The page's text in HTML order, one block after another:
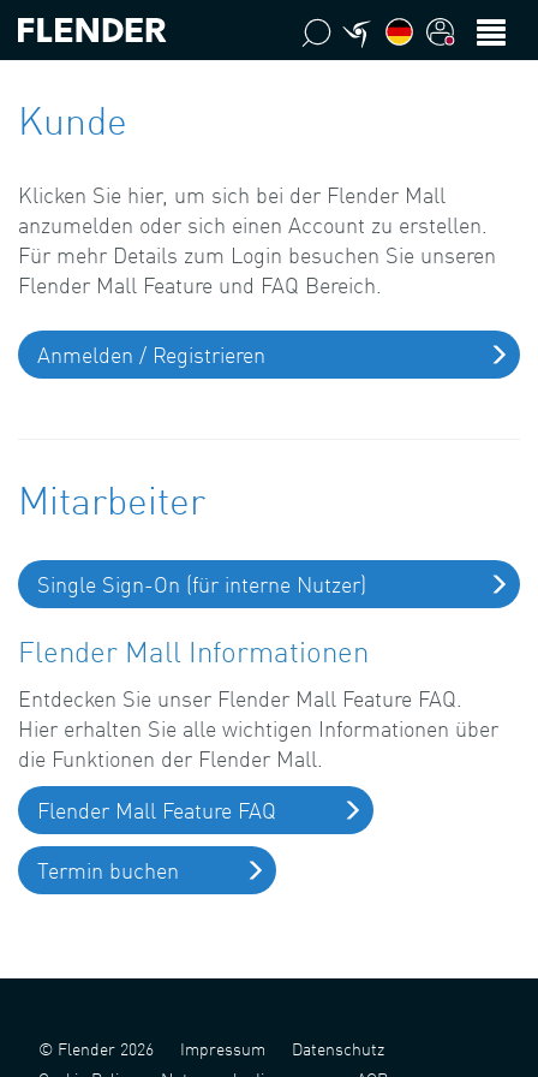
Kunde
Klicken Sie hier, um sich bei der Flender Mall
anzumelden oder sich einen Account zu erstellen.
Für mehr Details zum Login besuchen Sie unseren
Flender Mall Feature und FAQ Bereich.
Anmelden / Registrieren
Mitarbeiter
Single Sign-On (für interne Nutzer)
Flender Mall Informationen
Entdecken Sie unser Flender Mall Feature FAQ.
Hier erhalten Sie alle wichtigen Informationen über
die Funktionen der Flender Mall.
Flender Mall Feature FAQ
Termin buchen
© Flender 2026 Impressum
Datenschutz